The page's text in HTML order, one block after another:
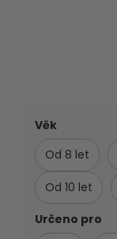
Věk
Od 8 let
Od 10 let
Určeno pro